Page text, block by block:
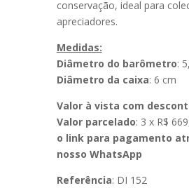
conservação, ideal para
apreciadores.
Medidas:
Diâmetro do barômetro:
Diâmetro da caixa: 6 cm
Valor à vista com
Valor parcelado: 3 x R$
o link para pagamento
nosso WhatsApp
Referência: DI 152